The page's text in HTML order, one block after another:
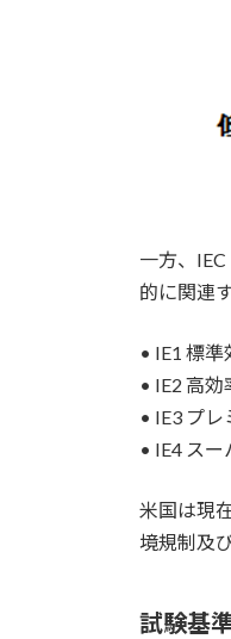
一方、
的に関連
• IE1 標準
• IE2 高効
• IE3 プ
• IE4 ス
米国は現
境規制及
試験基